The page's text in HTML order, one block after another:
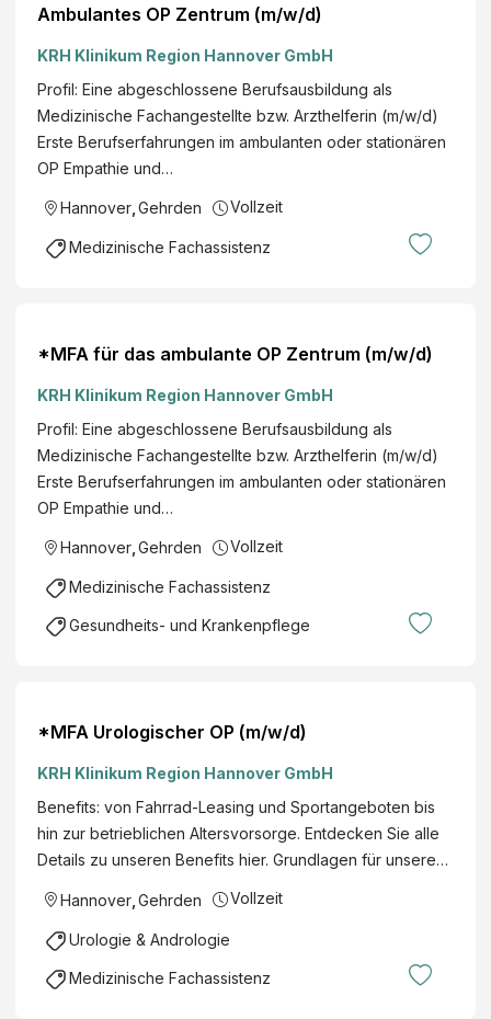
Ambulantes OP Zentrum (m/w/d)
KRH Klinikum Region Hannover GmbH
Profil: Eine abgeschlossene Berufsausbildung als
Medizinische Fachangestellte bzw. Arzthelferin (m/w/d)
Erste Berufserfahrungen im ambulanten oder stationären
OP Empathie und…
Hannover Gehrden Vollzeit
Medizinische Fachassistenz
*MFA für das ambulante OP Zentrum (m/w/d)
KRH Klinikum Region Hannover GmbH
Profil: Eine abgeschlossene Berufsausbildung als
Medizinische Fachangestellte bzw. Arzthelferin (m/w/d)
Erste Berufserfahrungen im ambulanten oder stationären
OP Empathie und…
Hannover Gehrden Vollzeit
Medizinische Fachassistenz
Gesundheits- und Krankenpflege
*MFA Urologischer OP (m/w/d)
KRH Klinikum Region Hannover GmbH
Benefits: von Fahrrad-Leasing und Sportangeboten bis
hin zur betrieblichen Altersvorsorge. Entdecken Sie alle
Details zu unseren Benefits hier. Grundlagen für unsere…
Hannover Gehrden Vollzeit
Urologie & Andrologie
Medizinische Fachassistenz